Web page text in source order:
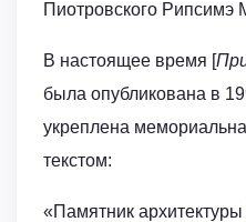
Пиотровского Рипсимэ
В настоящее время [
была опубликована в
укреплена
текстом:
«Памятник